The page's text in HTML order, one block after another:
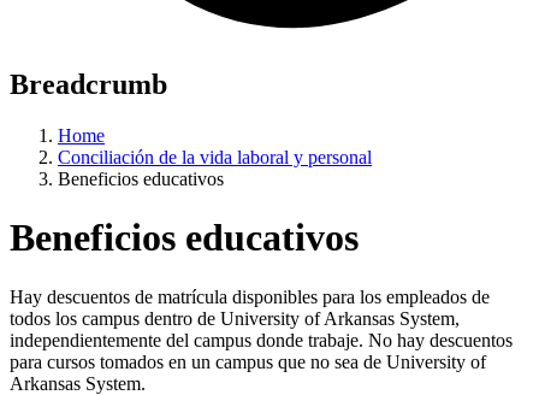
Breadcrumb
Home
Conciliación de la vida laboral y personal
Beneficios educativos
Beneficios educativos
Hay descuentos de matrícula disponibles para los empleados de
todos los campus dentro de University of Arkansas System,
independientemente del campus donde trabaje. No hay descuentos
para cursos tomados en un campus que no sea de University of
Arkansas System.